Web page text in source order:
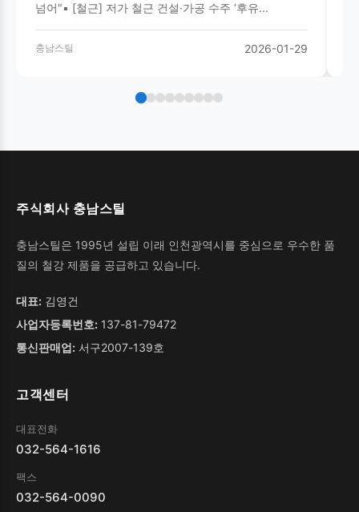
넘어"▪ [철근] 저가 철근 건설·가공 수주 ‘후유...
충남스틸 2026-01-29
주식회사 충남스틸
충남스틸은 1995년 설립 이래 인천광역시를 중심으로 우수한 품
질의 철강 제품을 공급하고 있습니다.
대표: 김영건
사업자등록번호: 137-81-79472
통신판매업: 서구2007-139호
고객센터
대표전화
032-564-1616
팩스
032-564-0090